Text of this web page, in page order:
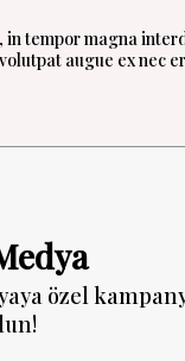
tempor magna
augue ex nec
özel